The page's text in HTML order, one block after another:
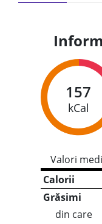
157
kCal
Valori
Calorii
Grăsimi
din care